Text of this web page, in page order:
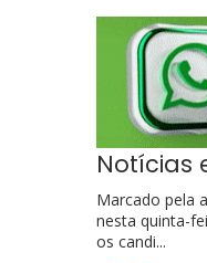
Arelano Barreira
Notícias
Marcado pela
nesta quinta-
os candi...